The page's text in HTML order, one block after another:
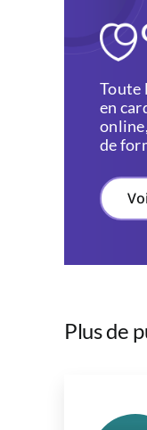
Toute
en
de
Plus de